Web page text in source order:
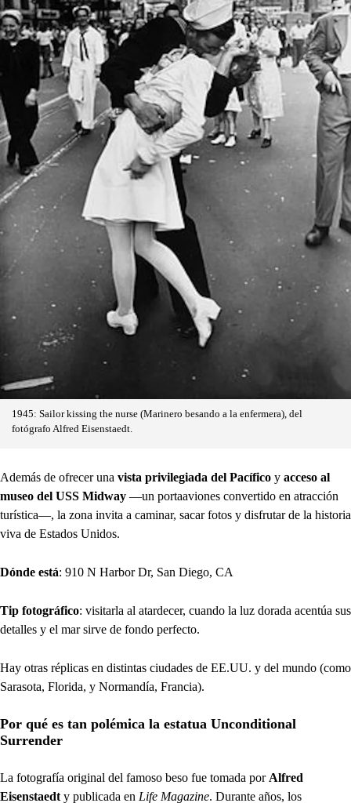
1945: Sailor kissing the nurse (Marinero besando a la enfermera), del
fotógrafo Alfred Eisenstaedt.
Además de ofrecer una vista privilegiada del Pacífico y acceso al
museo del USS Midway —un portaaviones convertido en atracción
turística—, la zona invita a caminar, sacar fotos y disfrutar de la historia
viva de Estados Unidos.
Dónde está: 910 N Harbor Dr, San Diego, CA
Tip fotográfico: visitarla al atardecer, cuando la luz dorada acentúa sus
detalles y el mar sirve de fondo perfecto.
Hay otras réplicas en distintas ciudades de EE.UU. y del mundo (como
Sarasota, Florida, y Normandía, Francia).
Por qué es tan polémica la estatua Unconditional
Surrender
La fotografía original del famoso beso fue tomada por Alfred
Eisenstaedt y publicada en Life Magazine. Durante años, los